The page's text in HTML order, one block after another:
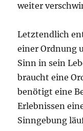
weiter
Letztendlich
einer Ordnung
Sinn in sein
braucht eine
benötigt eine
Erlebnissen
Sinngebung